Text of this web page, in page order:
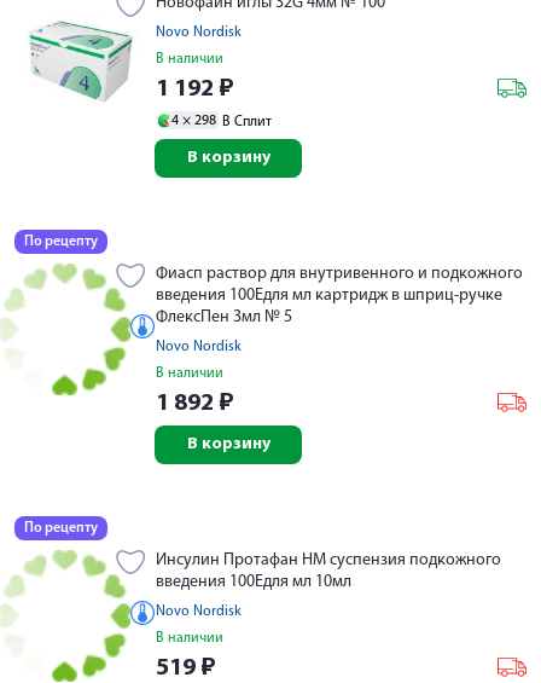
Novo Nordisk
В наличии
1 192 ₽
4 × 298 В Сплит
В корзину
По рецепту
Фиасп раствор для внутривенного и подкожного
введения 100Едля мл картридж в шприц-ручке
ФлексПен 3мл № 5
Novo Nordisk
В наличии
1 892 ₽
В корзину
По рецепту
Инсулин Протафан НМ суспензия подкожного
введения 100Едля мл 10мл
Novo Nordisk
В наличии
519 ₽